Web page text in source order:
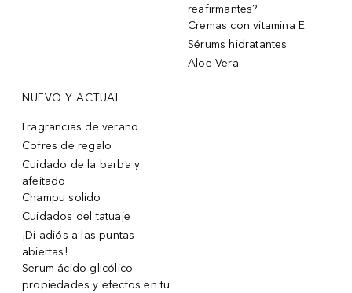
reafirmantes?
Cremas con vitamina E
Sérums hidratantes
Aloe Vera
NUEVO Y ACTUAL
Fragrancias de verano
Cofres de regalo
Cuidado de la barba y
afeitado
Champu solido
Cuidados del tatuaje
¡Di adiós a las puntas
abiertas!
Serum ácido glicólico:
propiedades y efectos en tu